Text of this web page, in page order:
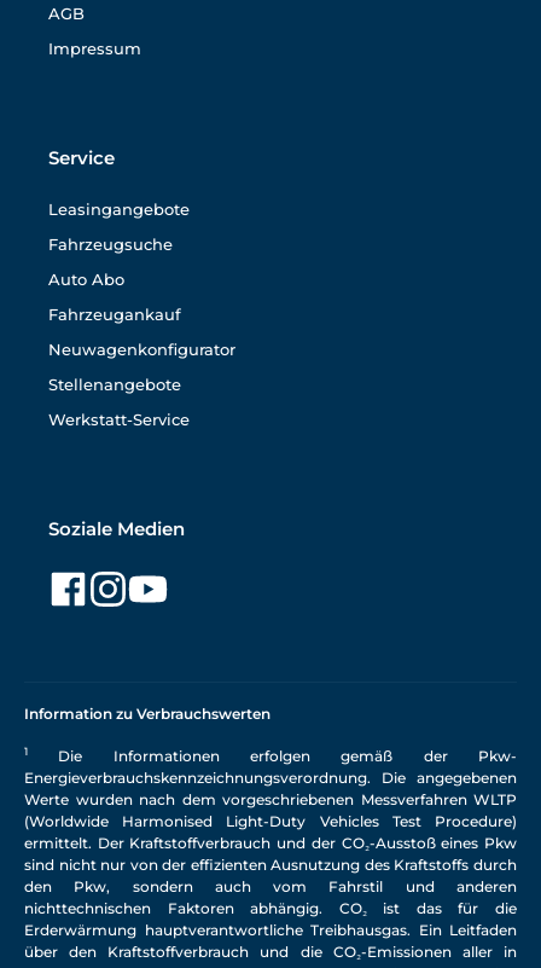
AGB
Impressum
Service
Leasingangebote
Fahrzeugsuche
Auto Abo
Fahrzeugankauf
Neuwagenkonfigurator
Stellenangebote
Werkstatt-Service
Soziale Medien
Information zu Verbrauchswerten
1
Die Informationen erfolgen gemäß der Pkw-
Energieverbrauchskennzeichnungsverordnung. Die angegebenen
Werte wurden nach dem vorgeschriebenen Messverfahren WLTP
(Worldwide Harmonised Light-Duty Vehicles Test Procedure)
ermittelt. Der Kraftstoffverbrauch und der CO₂-Ausstoß eines Pkw
sind nicht nur von der effizienten Ausnutzung des Kraftstoffs durch
den Pkw, sondern auch vom Fahrstil und anderen
nichttechnischen Faktoren abhängig. CO₂ ist das für die
Erderwärmung hauptverantwortliche Treibhausgas. Ein Leitfaden
über den Kraftstoffverbrauch und die CO₂-Emissionen aller in